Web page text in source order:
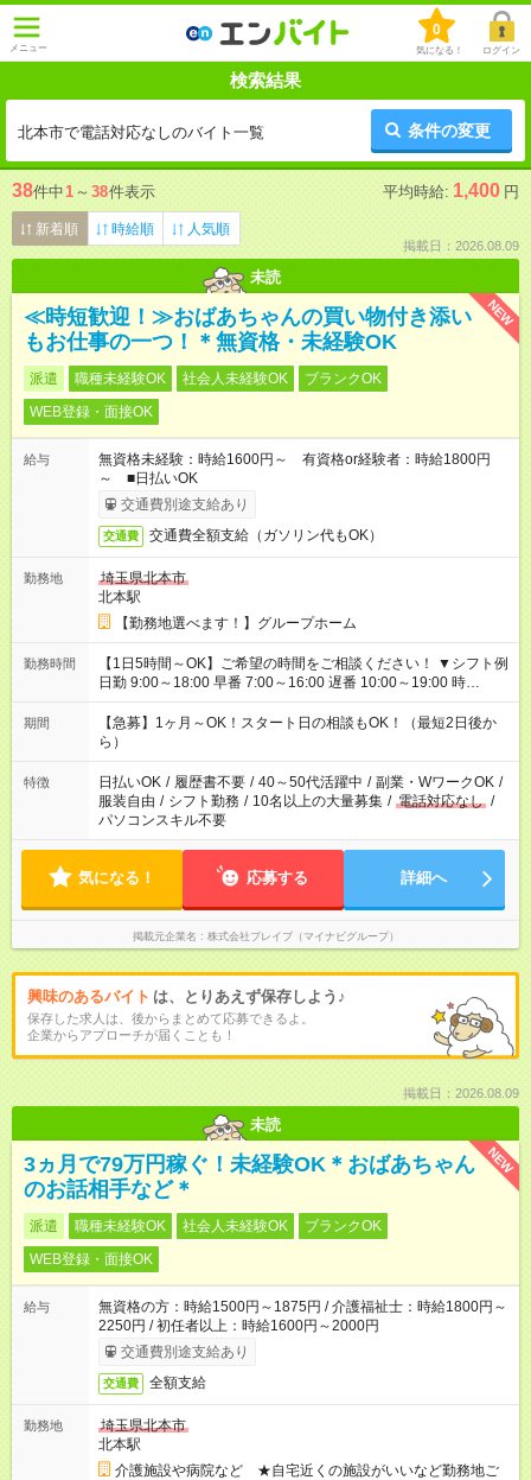
メニュー
0
気になる！ ログイン
検索結果
北本市で電話対応なしのバイト一覧 条件の変更
38件中1 ～ 38件表示 平均時給: 1,400 円
新着順 時給順 人気順
掲載日：2026.08.09
未読
NEW
≪時短歓迎！≫おばあちゃんの買い物付き添い
もお仕事の一つ！＊無資格・未経験OK
派遣 職種未経験OK 社会人未経験OK
ブランクOK
WEB登録・面接OK
給与
無資格未経験：時給1600円～ 有資格or経験者：時給1800円
～ ■日払いOK
交通費別途支給あり
交通費 交通費全額支給（ガソリン代もOK）
勤務地
埼玉県北本市
北本駅
【勤務地選べます！】グループホーム
勤務時間
【1日5時間～OK】ご希望の時間をご相談ください！ ▼シフト例
日勤 9:00～18:00 早番 7:00～16:00 遅番 10:00～19:00 時
短 10:00～15:00 上記はあくまで一例です。 「夕方までには帰宅
しておきたい」 「朝はゆっくりのスタートがいい」 「お昼の時
間を有効に使いたい」 など、ご希望があれば教えてください
ね。
期間
【急募】1ヶ月～OK！スタート日の相談もOK！（最短2日後か
ら）
特徴 日払いOK / 履歴書不要 / 40～50代活躍中 / 副業・WワークOK /
服装自由 / シフト勤務 / 10名以上の大量募集 / 電話対応なし /
パソコンスキル不要
気になる！ 応募する 詳細へ
掲載元企業名 株式会社ブレイブ（マイナビグループ）
興味のあるバイト は、とりあえず保存しよう♪
保存した求人は、後からまとめて応募できるよ。
企業からアプローチが届くことも！
掲載日：2026.08.09
未読
NEW
3ヵ月で79万円稼ぐ！未経験OK＊おばあちゃん
のお話相手など＊
派遣 職種未経験OK 社会人未経験OK
ブランクOK
WEB登録・面接OK
給与
無資格の方：時給1500円～1875円 / 介護福祉士：時給1800円～
2250円 / 初任者以上：時給1600円～2000円
交通費別途支給あり
交通費 全額支給
勤務地
埼玉県北本市
北本駅
介護施設や病院など ★自宅近くの施設がいいなど勤務地ご